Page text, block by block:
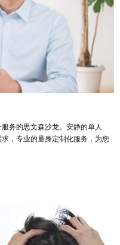
务的思文森沙龙。安静的单人
，专业的量身定制化服务，为您